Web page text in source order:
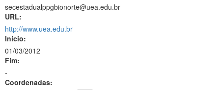
secestadualppgbionorte@uea.edu.br
URL:
http://www.uea.edu.br
Início:
01/03/2012
Fim:
-
Coordenadas: